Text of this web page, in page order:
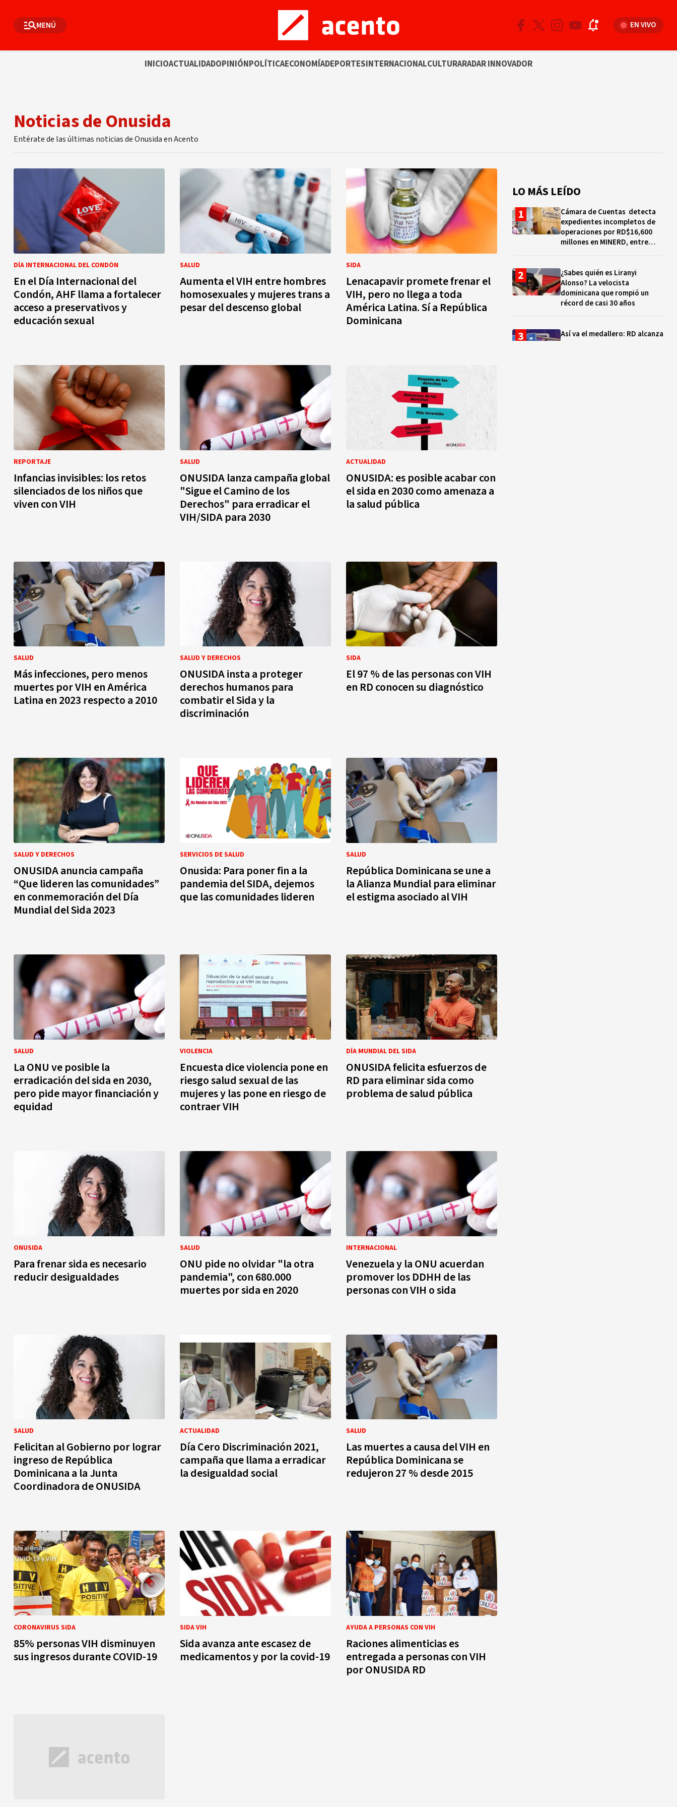
MENÚ EN VIVO
INICIOACTUALIDADOPINIÓNPOLÍTICAECONOMÍADEPORTESINTERNACIONALCULTURARADAR INNOVADOR
Noticias de Onusida
Entérate de las últimas noticias de Onusida en Acento
DÍA INTERNACIONAL DEL CONDÓN
En el Día Internacional del
Condón, AHF llama a fortalecer
acceso a preservativos y
educación sexual
SALUD
Aumenta el VIH entre hombres
homosexuales y mujeres trans a
pesar del descenso global
SIDA
Lenacapavir promete frenar el
VIH, pero no llega a toda
América Latina. Sí a República
Dominicana
REPORTAJE
Infancias invisibles: los retos
silenciados de los niños que
viven con VIH
SALUD
ONUSIDA lanza campaña global
"Sigue el Camino de los
Derechos" para erradicar el
VIH/SIDA para 2030
ACTUALIDAD
ONUSIDA: es posible acabar con
el sida en 2030 como amenaza a
la salud pública
SALUD
Más infecciones, pero menos
muertes por VIH en América
Latina en 2023 respecto a 2010
SALUD Y DERECHOS
ONUSIDA insta a proteger
derechos humanos para
combatir el Sida y la
discriminación
SIDA
El 97 % de las personas con VIH
en RD conocen su diagnóstico
SALUD Y DERECHOS
ONUSIDA anuncia campaña
“Que lideren las comunidades”
en conmemoración del Día
Mundial del Sida 2023
SERVICIOS DE SALUD
Onusida: Para poner fin a la
pandemia del SIDA, dejemos
que las comunidades lideren
SALUD
República Dominicana se une a
la Alianza Mundial para eliminar
el estigma asociado al VIH
SALUD
La ONU ve posible la
erradicación del sida en 2030,
pero pide mayor financiación y
equidad
VIOLENCIA
Encuesta dice violencia pone en
riesgo salud sexual de las
mujeres y las pone en riesgo de
contraer VIH
DÍA MUNDIAL DEL SIDA
ONUSIDA felicita esfuerzos de
RD para eliminar sida como
problema de salud pública
ONUSIDA
Para frenar sida es necesario
reducir desigualdades
SALUD
ONU pide no olvidar "la otra
pandemia", con 680.000
muertes por sida en 2020
INTERNACIONAL
Venezuela y la ONU acuerdan
promover los DDHH de las
personas con VIH o sida
SALUD
Felicitan al Gobierno por lograr
ingreso de República
Dominicana a la Junta
Coordinadora de ONUSIDA
ACTUALIDAD
Día Cero Discriminación 2021,
campaña que llama a erradicar
la desigualdad social
SALUD
Las muertes a causa del VIH en
República Dominicana se
redujeron 27 % desde 2015
CORONAVIRUS SIDA
85% personas VIH disminuyen
sus ingresos durante COVID-19
SIDA VIH
Sida avanza ante escasez de
medicamentos y por la covid-19
AYUDA A PERSONAS CON VIH
Raciones alimenticias es
entregada a personas con VIH
por ONUSIDA RD
LO MÁS LEÍDO
Cámara de Cuentas detecta
expedientes incompletos de
operaciones por RD$16,600
millones en MINERD, entre
¿Sabes quién es Liranyi
Alonso? La velocista
dominicana que rompió un
récord de casi 30 años
Así va el medallero: RD alcanza